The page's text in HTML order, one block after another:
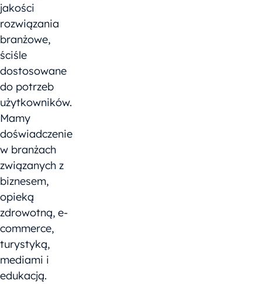
jakości
rozwiązania
branżowe,
ściśle
dostosowane
do potrzeb
użytkowników.
Mamy
doświadczenie
w branżach
związanych z
biznesem,
opieką
zdrowotną, e-
commerce,
turystyką,
mediami i
edukacją.